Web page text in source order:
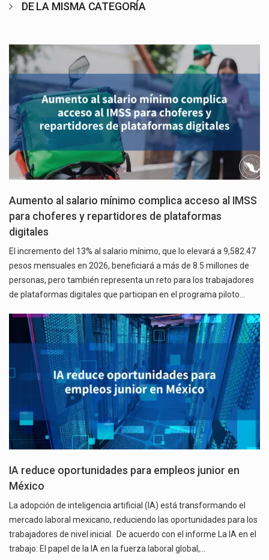
DE LA MISMA CATEGORÍA
Aumento al salario mínimo complica acceso al IMSS
para choferes y repartidores de plataformas
digitales
El incremento del 13% al salario mínimo, que lo elevará a 9,582.47
pesos mensuales en 2026, beneficiará a más de 8.5 millones de
personas, pero también representa un reto para los trabajadores
de plataformas digitales que participan en el programa piloto…
IA reduce oportunidades para empleos junior en
México
La adopción de inteligencia artificial (IA) está transformando el
mercado laboral mexicano, reduciendo las oportunidades para los
trabajadores de nivel inicial. De acuerdo con el informe La IA en el
trabajo: El papel de la IA en la fuerza laboral global,…